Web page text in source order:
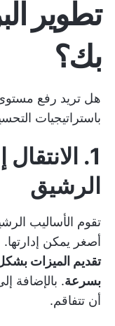
تطوير
بك؟
هل تريد رفع مستوى
باستراتيجيات
1.
الرشيق
تقوم الأساليب
أصغر يمكن إدارتها.
تقديم الميزات
بسرعة. بالإضافة
أن تتفاقم.